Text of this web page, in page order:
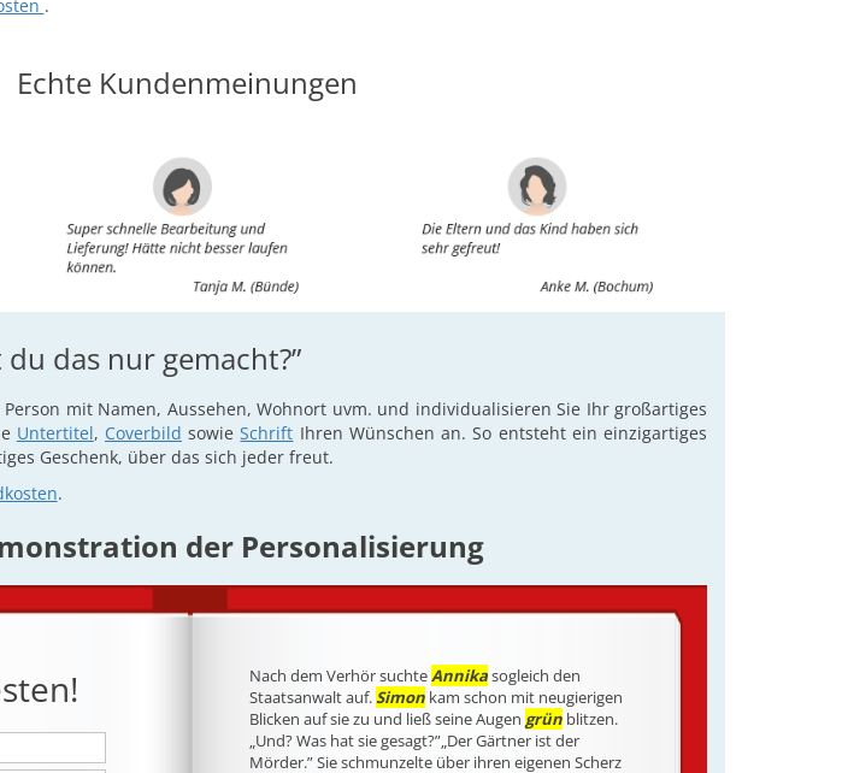
.
Echte Kundenmeinungen
das nur gemacht?”
mit Namen, Aussehen, Wohnort uvm. und individualisieren Sie Ihr großartiges
Untertitel, Coverbild sowieSchrift Ihren Wünschen an. So entsteht ein einzigartiges
Geschenk, über das sich jeder freut.
.
der Personalisierung
Nach dem Verhör suchteAnnikasogleich den
Staatsanwalt auf.Simonkam schon mit neugierigen
Blicken auf sie zu und ließ seine Augen grünblitzen.
„Und? Was hat sie gesagt?”„Der Gärtner ist der
Mörder.” Sie schmunzelte über ihren eigenen Scherz